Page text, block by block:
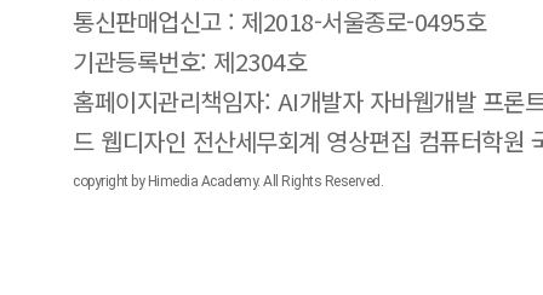
통신판매업신고 : 제2018-서울종로-0495호
기관등록번호: 제2304호
홈페이지관리책임자: AI개발자 자바웹개발 프론
드 웹디자인 전산세무회계 영상편집 컴퓨터학원
copyright by Himedia Academy. All Rights Reserved.